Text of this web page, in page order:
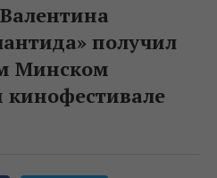
получил
Минском